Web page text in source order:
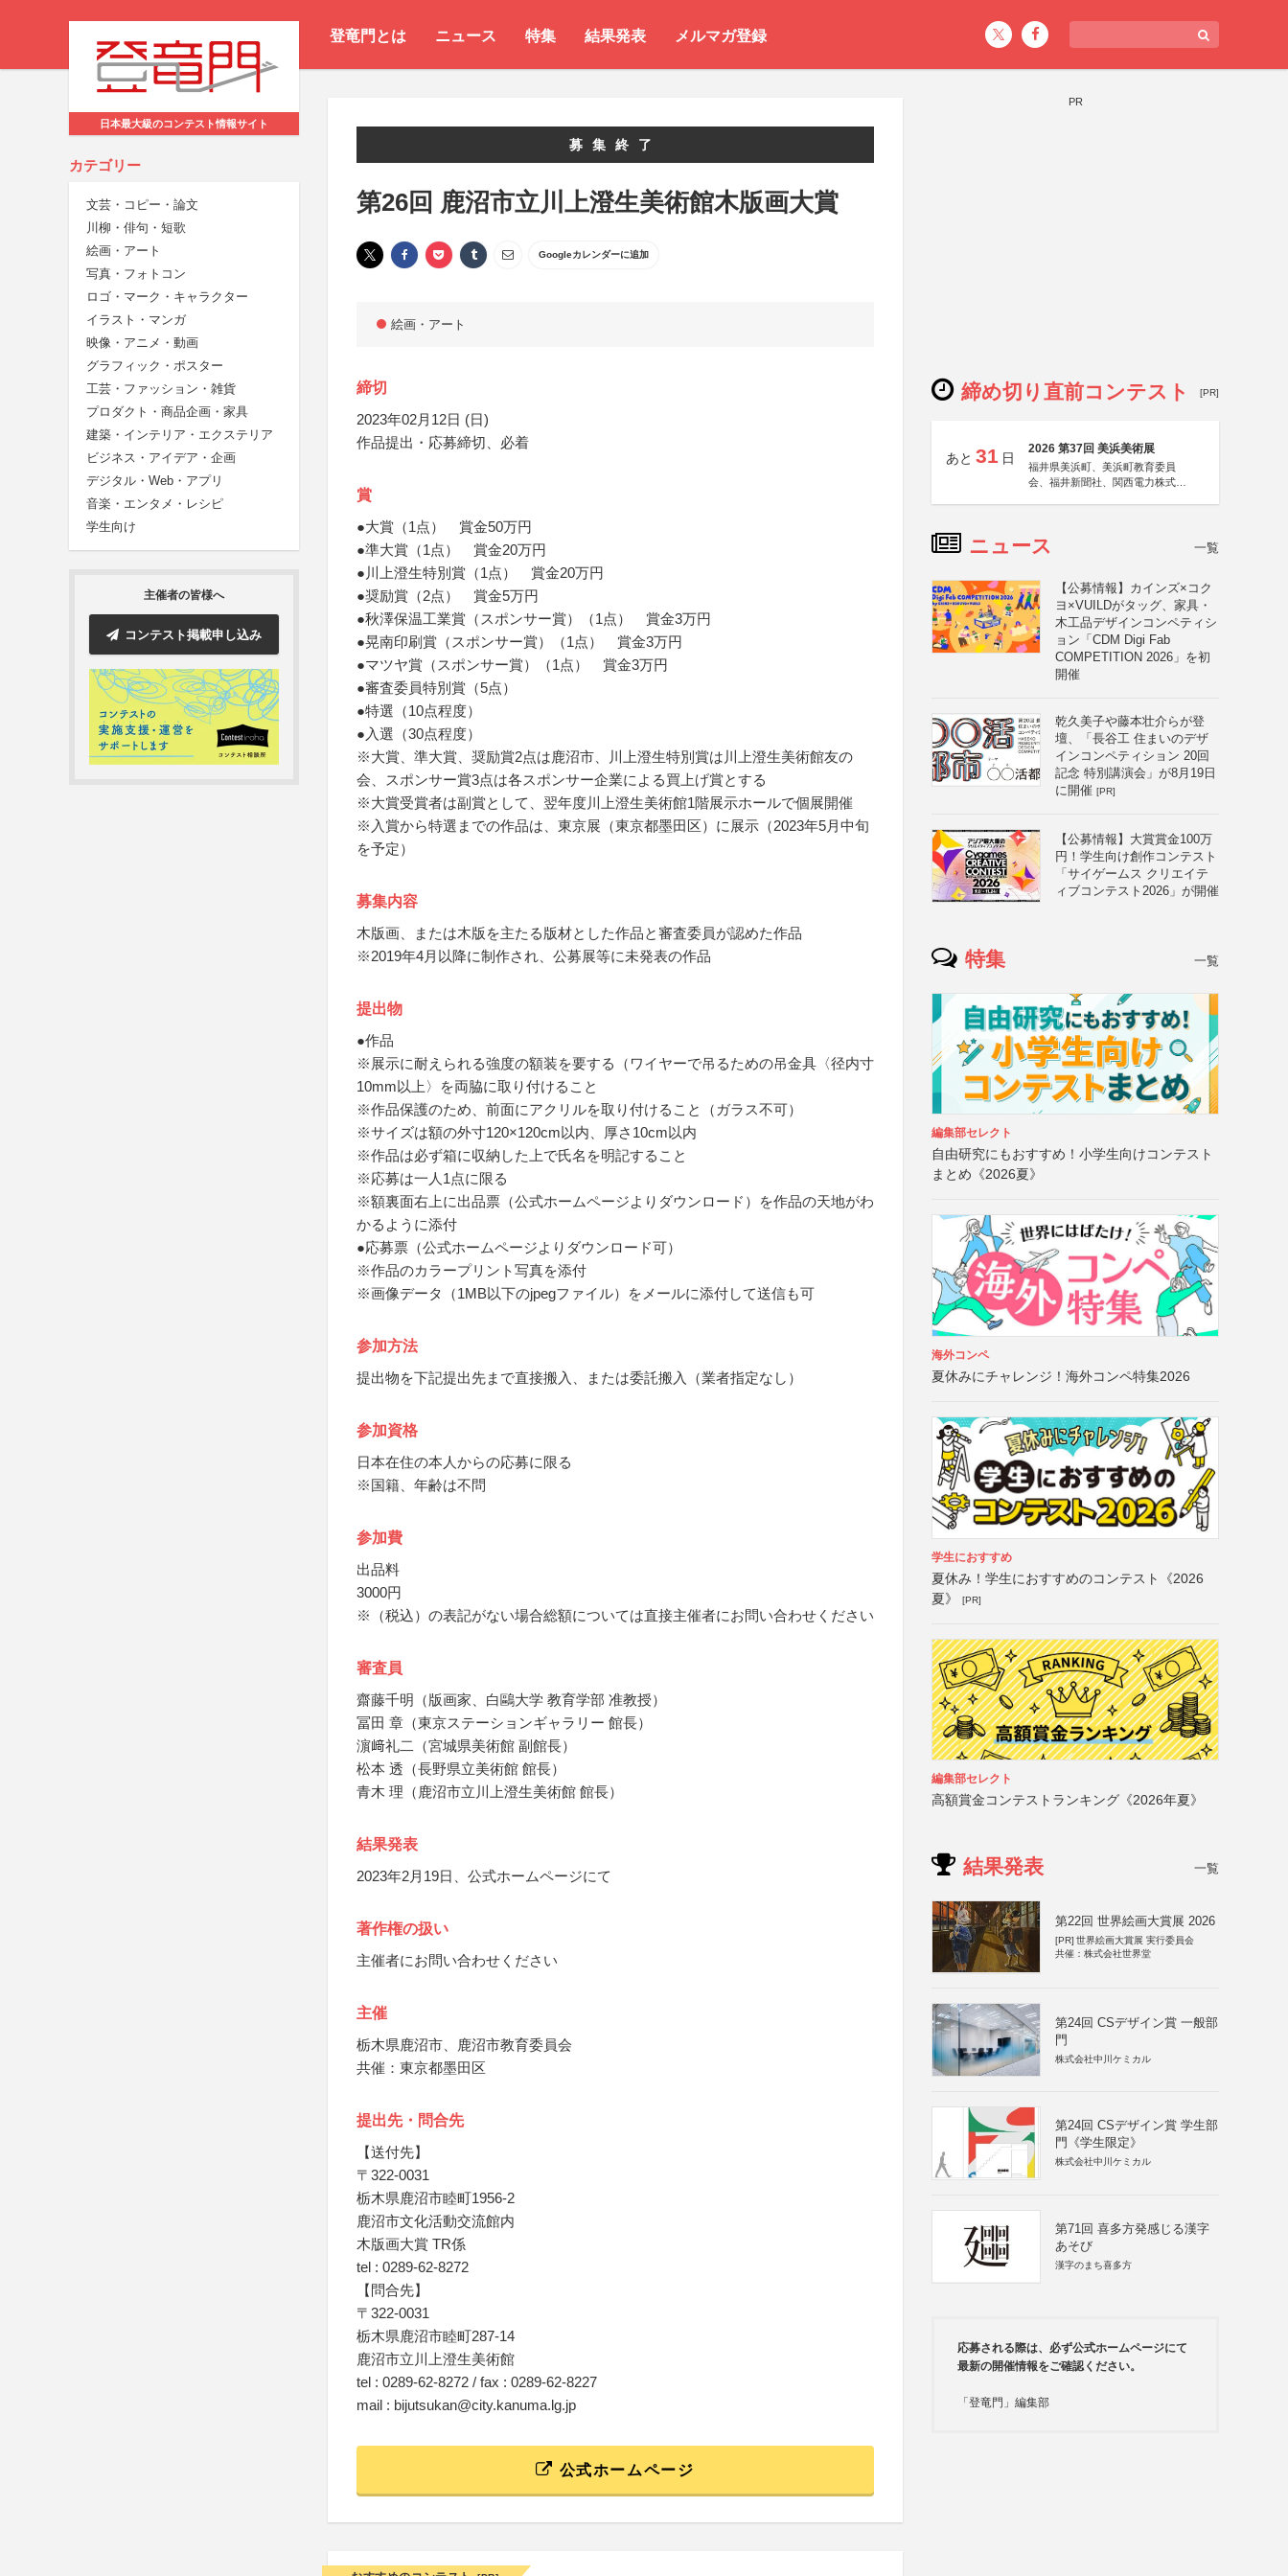
登竜門とは ニュース 特集 結果発表 メルマガ登録
日本最大級のコンテスト情報サイト
カテゴリー
文芸・コピー・論文
川柳・俳句・短歌
絵画・アート
写真・フォトコン
ロゴ・マーク・キャラクター
イラスト・マンガ
映像・アニメ・動画
グラフィック・ポスター
工芸・ファッション・雑貨
プロダクト・商品企画・家具
建築・インテリア・エクステリア
ビジネス・アイデア・企画
デジタル・Web・アプリ
音楽・エンタメ・レシピ
学生向け
主催者の皆様へ
コンテスト掲載申し込み
募集終了
第26回 鹿沼市立川上澄生美術館木版画大賞
Googleカレンダーに追加
絵画・アート
締切
2023年02月12日 (日)
作品提出・応募締切、必着
賞
●大賞（1点） 賞金50万円
●準大賞（1点） 賞金20万円
●川上澄生特別賞（1点） 賞金20万円
●奨励賞（2点） 賞金5万円
●秋澤保温工業賞（スポンサー賞）（1点） 賞金3万円
●晃南印刷賞（スポンサー賞）（1点） 賞金3万円
●マツヤ賞（スポンサー賞）（1点） 賞金3万円
●審査委員特別賞（5点）
●特選（10点程度）
●入選（30点程度）
※大賞、準大賞、奨励賞2点は鹿沼市、川上澄生特別賞は川上澄生美術館友の
会、スポンサー賞3点は各スポンサー企業による買上げ賞とする
※大賞受賞者は副賞として、翌年度川上澄生美術館1階展示ホールで個展開催
※入賞から特選までの作品は、東京展（東京都墨田区）に展示（2023年5月中旬
を予定）
募集内容
木版画、または木版を主たる版材とした作品と審査委員が認めた作品
※2019年4月以降に制作され、公募展等に未発表の作品
提出物
●作品
※展示に耐えられる強度の額装を要する（ワイヤーで吊るための吊金具〈径内寸
10mm以上〉を両脇に取り付けること
※作品保護のため、前面にアクリルを取り付けること（ガラス不可）
※サイズは額の外寸120×120cm以内、厚さ10cm以内
※作品は必ず箱に収納した上で氏名を明記すること
※応募は一人1点に限る
※額裏面右上に出品票（公式ホームページよりダウンロード）を作品の天地がわ
かるように添付
●応募票（公式ホームページよりダウンロード可）
※作品のカラープリント写真を添付
※画像データ（1MB以下のjpegファイル）をメールに添付して送信も可
参加方法
提出物を下記提出先まで直接搬入、または委託搬入（業者指定なし）
参加資格
日本在住の本人からの応募に限る
※国籍、年齢は不問
参加費
出品料
3000円
※（税込）の表記がない場合総額については直接主催者にお問い合わせください
審査員
齋藤千明（版画家、白鷗大学 教育学部 准教授）
冨田 章（東京ステーションギャラリー 館長）
濵﨑礼二（宮城県美術館 副館長）
松本 透（長野県立美術館 館長）
青木 理（鹿沼市立川上澄生美術館 館長）
結果発表
2023年2月19日、公式ホームページにて
著作権の扱い
主催者にお問い合わせください
主催
栃木県鹿沼市、鹿沼市教育委員会
共催：東京都墨田区
提出先・問合先
【送付先】
〒322-0031
栃木県鹿沼市睦町1956-2
鹿沼市文化活動交流館内
木版画大賞 TR係
tel : 0289-62-8272
【問合先】
〒322-0031
栃木県鹿沼市睦町287-14
鹿沼市立川上澄生美術館
tel : 0289-62-8272 / fax : 0289-62-8227
mail : bijutsukan@city.kanuma.lg.jp
公式ホームページ
PR
締め切り直前コンテスト [PR]
あと 31 日
2026 第37回 美浜美術展
福井県美浜町、美浜町教育委員
会、福井新聞社、関西電力株式会
ニュース 一覧
【公募情報】カインズ×コク
ヨ×VUILDがタッグ、家具・
木工品デザインコンペティシ
ョン「CDM Digi Fab
COMPETITION 2026」を初
開催
乾久美子や藤本壮介らが登
壇、「長谷工 住まいのデザ
インコンペティション 20回
記念 特別講演会」が8月19日
に開催 [PR]
【公募情報】大賞賞金100万
円！学生向け創作コンテスト
「サイゲームス クリエイテ
ィブコンテスト2026」が開催
特集 一覧
編集部セレクト
自由研究にもおすすめ！小学生向けコンテスト
まとめ《2026夏》
海外コンペ
夏休みにチャレンジ！海外コンペ特集2026
学生におすすめ
夏休み！学生におすすめのコンテスト《2026
夏》
[PR]
編集部セレクト
高額賞金コンテストランキング《2026年夏》
結果発表 一覧
第22回 世界絵画大賞展 2026
[PR] 世界絵画大賞展 実行委員会
共催：株式会社世界堂
第24回 CSデザイン賞 一般部
門
株式会社中川ケミカル
第24回 CSデザイン賞 学生部
門《学生限定》
株式会社中川ケミカル
第71回 喜多方発感じる漢字
あそび
漢字のまち喜多方
応募される際は、必ず公式ホームページにて
最新の開催情報をご確認ください。
「登竜門」編集部